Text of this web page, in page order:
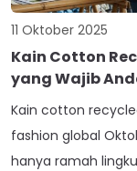
11 Oktober 2025
Kain Cotton
yang Wajib
Kain cotton
fashion global
hanya ramah